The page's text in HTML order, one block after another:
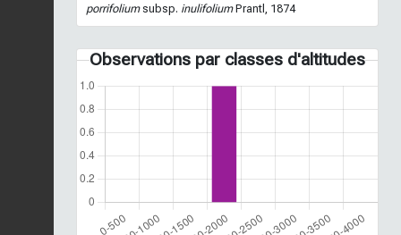
porrifolium subsp. inulifoliumPrantl, 1874
Observations par classes d'altitudes